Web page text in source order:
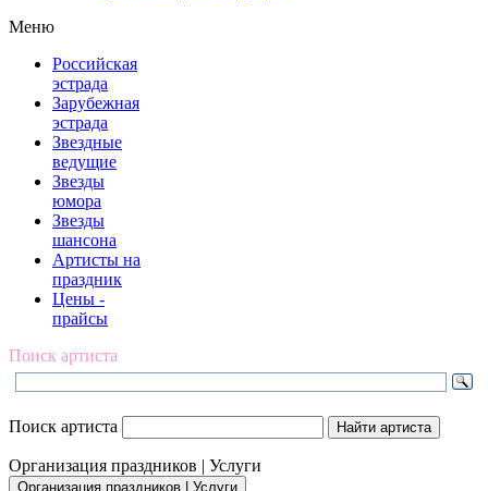
Меню
Российская
эстрада
Зарубежная
эстрада
Звездные
ведущие
Звезды
юмора
Звезды
шансона
Артисты на
праздник
Цены -
прайсы
Поиск артиста
Поиск артиста
Организация праздников | Услуги
Организация праздников | Услуги